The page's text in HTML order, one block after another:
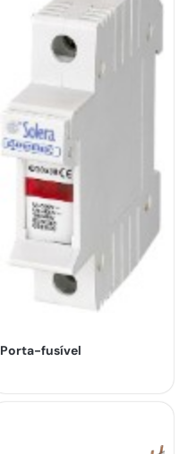
Porta-fusível